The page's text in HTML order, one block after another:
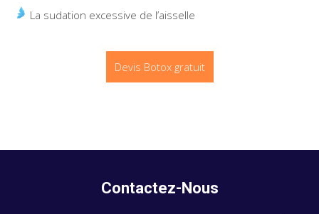
La sudation excessive de l’aisselle
Devis Botox gratuit
Contactez-Nous